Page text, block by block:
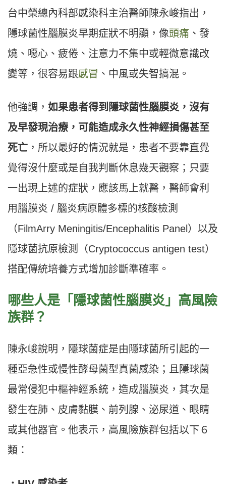
台中榮總內科部感染科主治醫師陳永峻指出，
隱球菌性腦膜炎早期症狀不明顯，像頭痛 、發
燒、噁心、疲倦、注意力不集中或輕微意識改
變等，很容易跟感冒 、中風或失智搞混。
他強調， 如果患者得到隱球菌性腦膜炎，沒有
及早發現治療，可能造成永久性神經損傷甚至
死亡 ，所以最好的情況就是，患者不要靠直覺
覺得沒什麼或是自我判斷休息幾天觀察；只要
一出現上述的症狀，應該馬上就醫，醫師會利
用腦膜炎 / 腦炎病原體多標的核酸檢測
（FilmArry Meningitis/Encephalitis Panel）以及
隱球菌抗原檢測（Cryptococcus antigen test）
搭配傳統培養方式增加診斷準確率。
哪些人是「隱球菌性腦膜炎」高風險
族群？
陳永峻說明，隱球菌症是由隱球菌所引起的一
種亞急性或慢性酵母菌型真菌感染；且隱球菌
最常侵犯中樞神經系統，造成腦膜炎，其次是
發生在肺、皮膚黏膜、前列腺、泌尿道、眼睛
或其他器官。他表示，高風險族群包括以下６
類：